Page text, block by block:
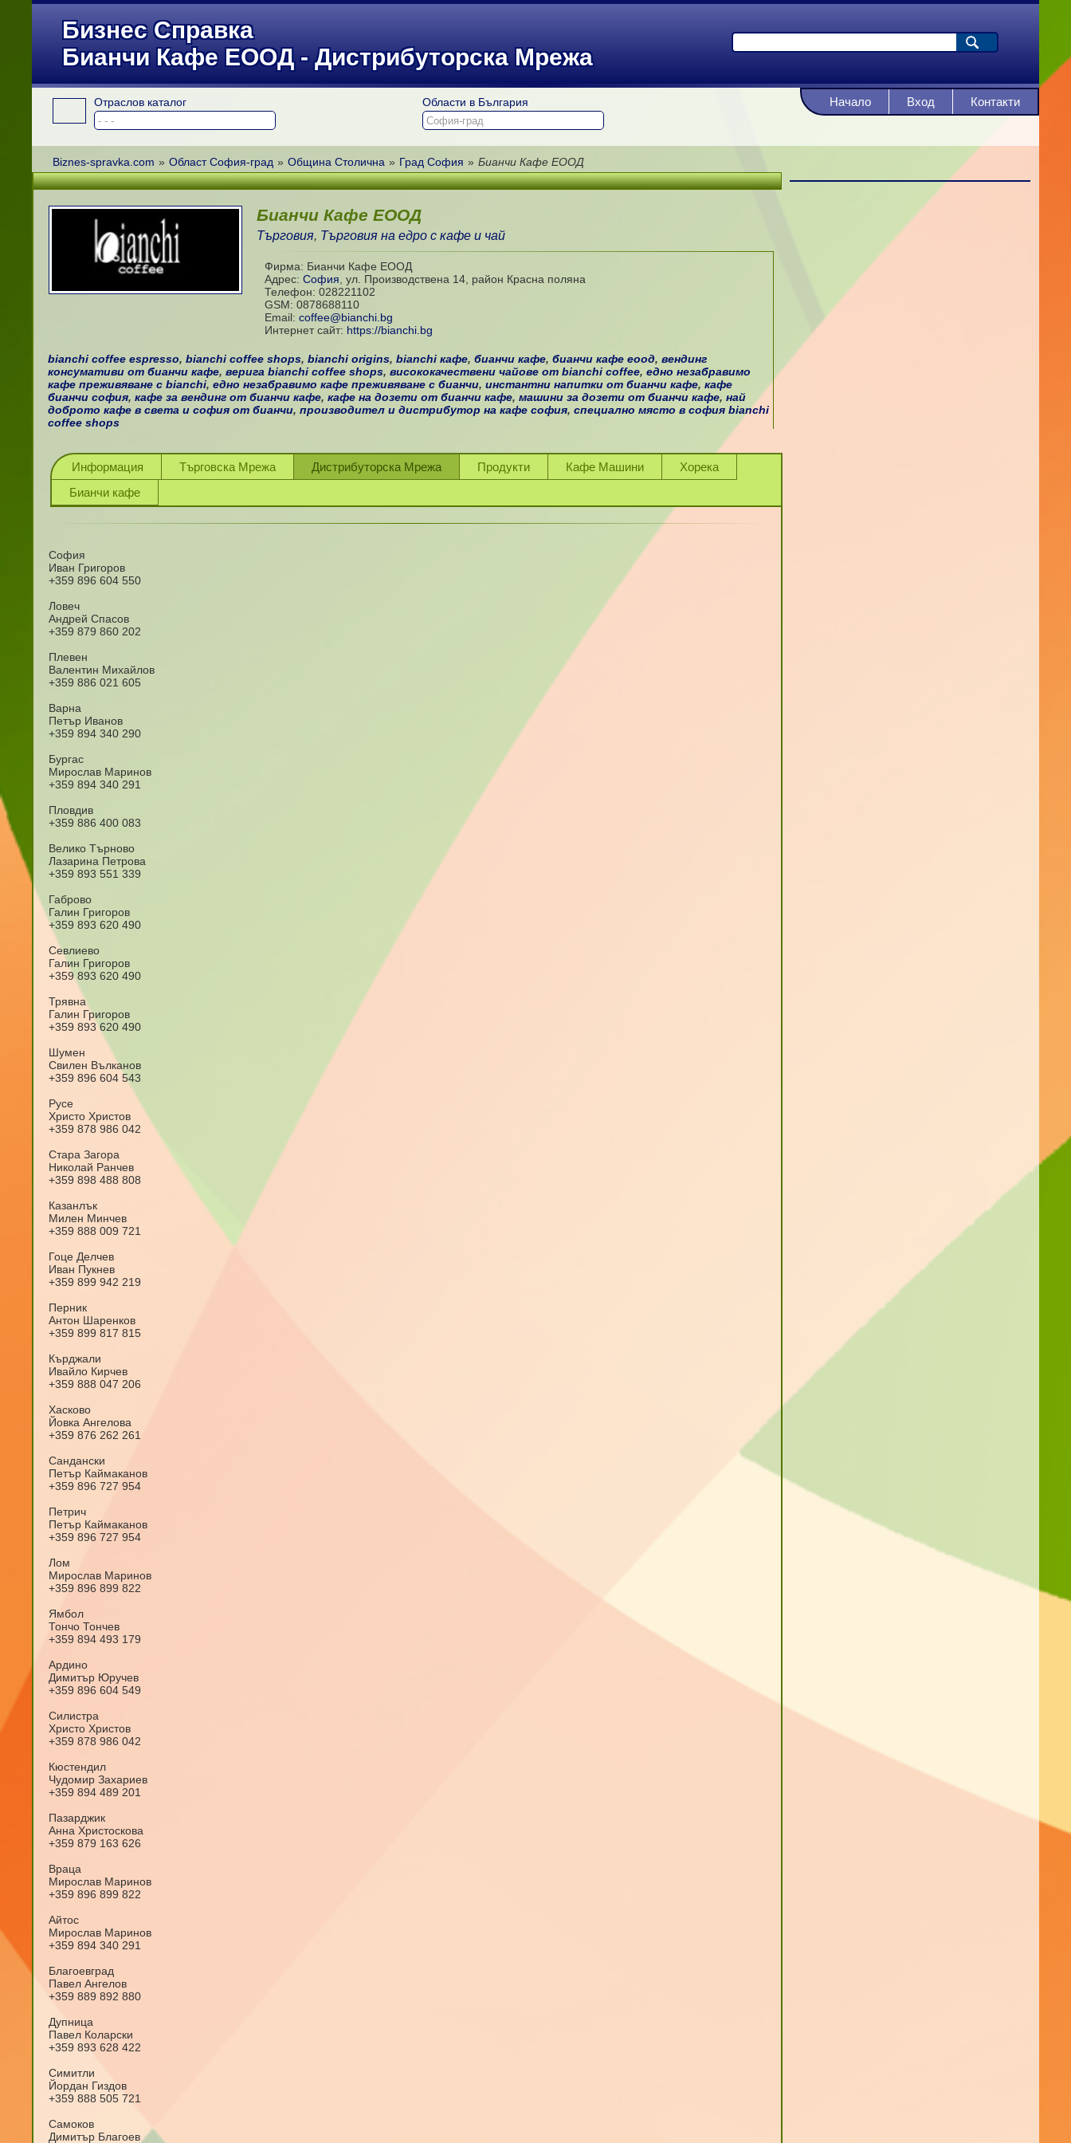
Бизнес Справка
Бианчи Кафе ЕООД - Дистрибуторска Мрежа
Отраслов каталог Области в България Начало Вход Контакти
Biznes-spravka.com » Област София-град » Община Столична » Град София » Бианчи Кафе ЕООД
Бианчи Кафе ЕООД
Търговия, Търговия на едро с кафе и чай
Фирма: Бианчи Кафе ЕООД
Адрес:София ,ул. Производствена 14, район Красна поляна
Телефон:028221102
GSM:0878688110
Email:coffee@bianchi.bg
Интернет сайт: https://bianchi.bg
bianchi coffee espresso,bianchi coffee shops,bianchi origins,bianchi кафе,бианчи кафе,бианчи кафе еоод,вендинг
консумативи от бианчи кафе,верига bianchi coffee shops,висококачествени чайове от bianchi coffee,едно незабравимо
кафе преживяване с bianchi,едно незабравимо кафе преживяване с бианчи,инстантни напитки от бианчи кафе,кафе
бианчи софия,кафе за вендинг от бианчи кафе,кафе на дозети от бианчи кафе,машини за дозети от бианчи кафе,най
доброто кафе в света и софия от бианчи,производител и дистрибутор на кафе софия,специално място в софия bianchi
coffee shops
Информация Търговска Мрежа Дистрибуторска Мрежа Продукти Кафе Машини
Хорека
Бианчи кафе
София
Иван Григоров
+359 896 604 550
Ловеч
Андрей Спасов
+359 879 860 202
Плевен
Валентин Михайлов
+359 886 021 605
Варна
Петър Иванов
+359 894 340 290
Бургас
Мирослав Маринов
+359 894 340 291
Пловдив
+359 886 400 083
Велико Търново
Лазарина Петрова
+359 893 551 339
Габрово
Галин Григоров
+359 893 620 490
Севлиево
Галин Григоров
+359 893 620 490
Трявна
Галин Григоров
+359 893 620 490
Шумен
Свилен Вълканов
+359 896 604 543
Русе
Христо Христов
+359 878 986 042
Стара Загора
Николай Ранчев
+359 898 488 808
Казанлък
Милен Минчев
+359 888 009 721
Гоце Делчев
Иван Пукнев
+359 899 942 219
Перник
Антон Шаренков
+359 899 817 815
Кърджали
Ивайло Кирчев
+359 888 047 206
Хасково
Йовка Ангелова
+359 876 262 261
Сандански
Петър Каймаканов
+359 896 727 954
Петрич
Петър Каймаканов
+359 896 727 954
Лом
Мирослав Маринов
+359 896 899 822
Ямбол
Тончо Тончев
+359 894 493 179
Ардино
Димитър Юручев
+359 896 604 549
Силистра
Христо Христов
+359 878 986 042
Кюстендил
Чудомир Захариев
+359 894 489 201
Пазарджик
Анна Христоскова
+359 879 163 626
Враца
Мирослав Маринов
+359 896 899 822
Айтос
Мирослав Маринов
+359 894 340 291
Благоевград
Павел Ангелов
+359 889 892 880
Дупница
Павел Коларски
+359 893 628 422
Симитли
Йордан Гиздов
+359 888 505 721
Самоков
Димитър Благоев